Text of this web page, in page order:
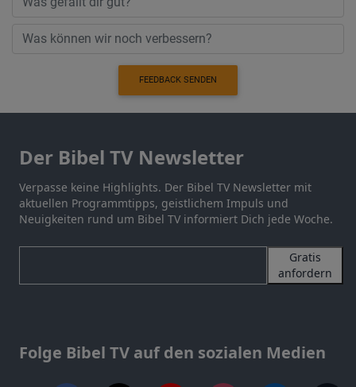
FEEDBACK SENDEN
Der Bibel TV Newsletter
Verpasse keine Highlights. Der Bibel TV Newsletter mit
aktuellen Programmtipps, geistlichem Impuls und
Neuigkeiten rund um Bibel TV informiert Dich jede Woche.
Gratis
anfordern
Folge Bibel TV auf den sozialen Medien